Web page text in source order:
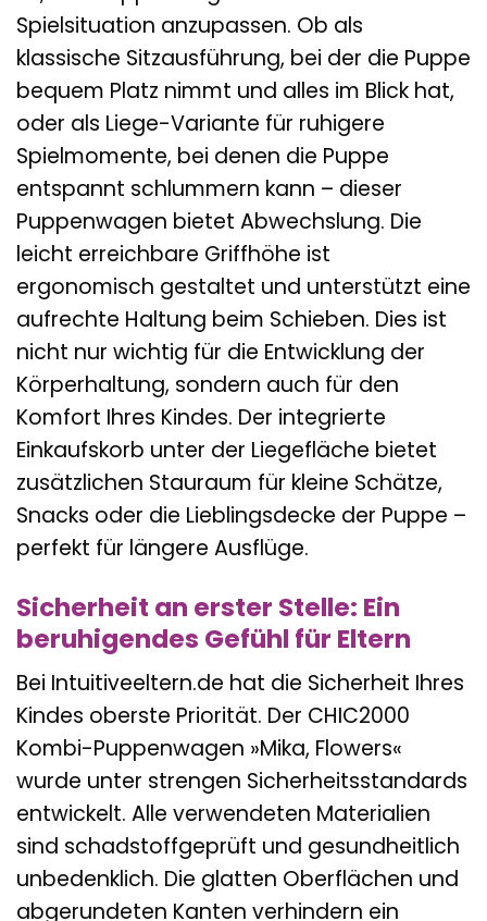
Spielsituation anzupassen. Ob als
klassische Sitzausführung, bei der die Puppe
bequem Platz nimmt und alles im Blick hat,
oder als Liege-Variante für ruhigere
Spielmomente, bei denen die Puppe
entspannt schlummern kann – dieser
Puppenwagen bietet Abwechslung. Die
leicht erreichbare Griffhöhe ist
ergonomisch gestaltet und unterstützt eine
aufrechte Haltung beim Schieben. Dies ist
nicht nur wichtig für die Entwicklung der
Körperhaltung, sondern auch für den
Komfort Ihres Kindes. Der integrierte
Einkaufskorb unter der Liegefläche bietet
zusätzlichen Stauraum für kleine Schätze,
Snacks oder die Lieblingsdecke der Puppe –
perfekt für längere Ausflüge.
Sicherheit an erster Stelle: Ein
beruhigendes Gefühl für Eltern
Bei Intuitiveeltern.de hat die Sicherheit Ihres
Kindes oberste Priorität. Der CHIC2000
Kombi-Puppenwagen »Mika, Flowers«
wurde unter strengen Sicherheitsstandards
entwickelt. Alle verwendeten Materialien
sind schadstoffgeprüft und gesundheitlich
unbedenklich. Die glatten Oberflächen und
abgerundeten Kanten verhindern ein